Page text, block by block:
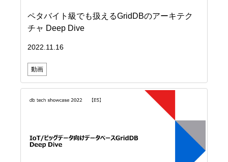
ペタバイト級でも扱えるGridDBのアーキテク
チャ Deep Dive
2022.11.16
動画